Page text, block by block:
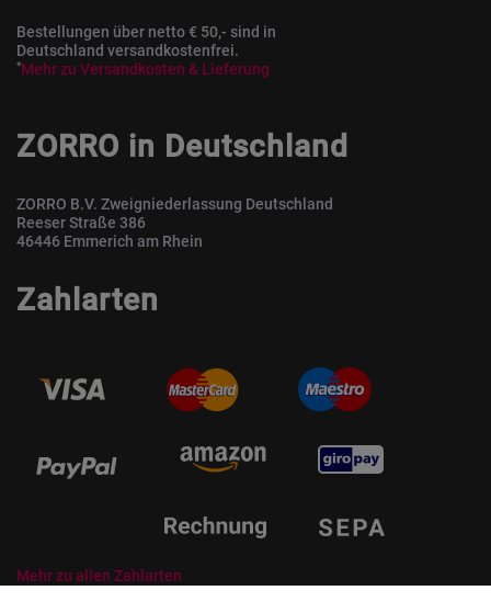
Bestellungen über netto € 50,- sind in
Deutschland versandkostenfrei.
*Mehr zu Versandkosten & Lieferung
ZORRO in Deutschland
ZORRO B.V. Zweigniederlassung Deutschland
Reeser Straße 386
46446 Emmerich am Rhein
Zahlarten
Mehr zu allen Zahlarten